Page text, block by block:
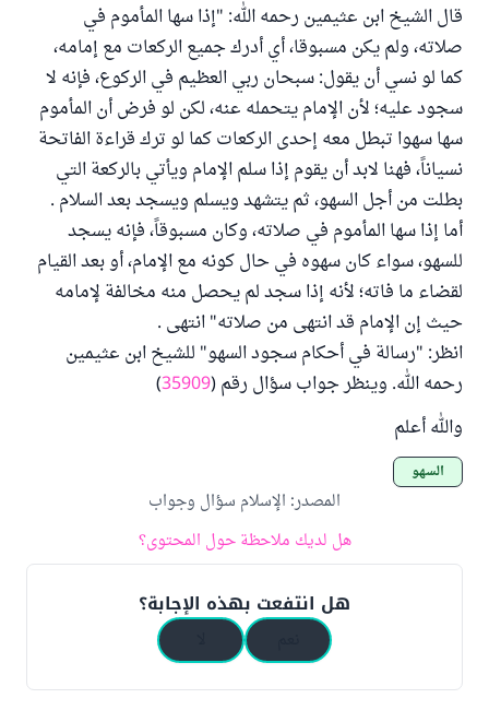
قال الشيخ ابن عثيمين رحمه الله: "إذا سها المأموم في
صلاته، ولم يكن مسبوقا، أي أدرك جميع الركعات مع إمامه،
كما لو نسي أن يقول: سبحان ربي العظيم في الركوع، فإنه لا
سجود عليه؛ لأن الإمام يتحمله عنه، لكن لو فرض أن المأموم
سها سهوا تبطل معه إحدى الركعات كما لو ترك قراءة الفاتحة
نسياناً، فهنا لابد أن يقوم إذا سلم الإمام ويأتي بالركعة التي
بطلت من أجل السهو، ثم يتشهد ويسلم ويسجد بعد السلام .
أما إذا سها المأموم في صلاته، وكان مسبوقاً، فإنه يسجد
للسهو، سواء كان سهوه في حال كونه مع الإمام، أو بعد القيام
لقضاء ما فاته؛ لأنه إذا سجد لم يحصل منه مخالفة لإمامه
حيث إن الإمام قد انتهى من صلاته" انتهى .
انظر: "رسالة في أحكام سجود السهو" للشيخ ابن عثيمين
رحمه الله. وينظر جواب سؤال رقم (35909
)
والله أعلم
السهو
المصدر: الإسلام سؤال وجواب
هل لديك ملاحظة حول المحتوى؟
هل انتفعت بهذه الإجابة؟